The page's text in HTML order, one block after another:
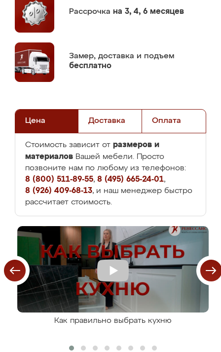
Рассрочка на 3, 4, 6 месяцев
Замер, доставка и подъем
бесплатно
Цена Доставка Оплата
Стоимость зависит от размеров и
материалов Вашей мебели. Просто
позвоните нам по любому из телефонов:
8 (800) 511-89-55, 8 (495) 665-24-01,
8 (926) 409-68-13, и наш менеджер быстро
рассчитает стоимость.
Как правильно выбрать кухню